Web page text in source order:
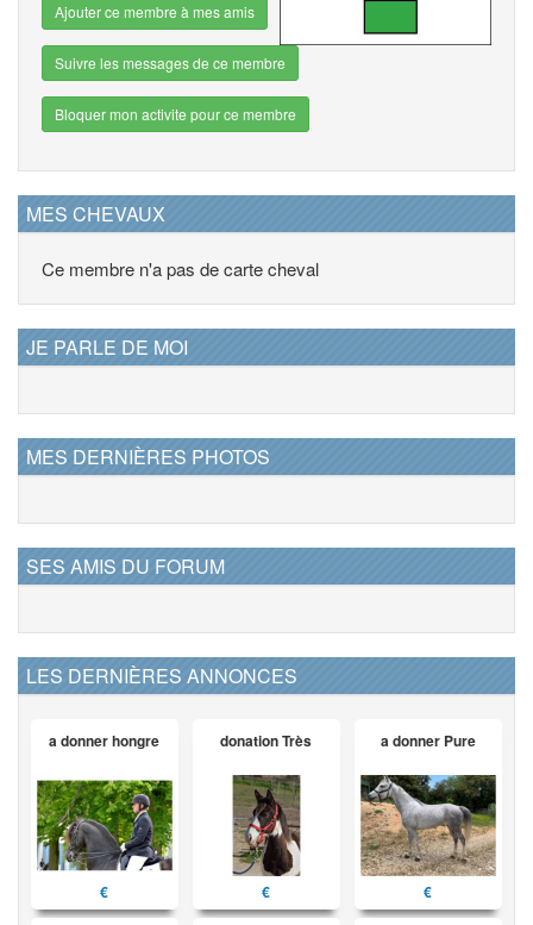
Ajouter ce membre à mes amis
Suivre les messages de ce membre
Bloquer mon activite pour ce membre
MES CHEVAUX
Ce membre n'a pas de carte cheval
JE PARLE DE MOI
MES DERNIÈRES PHOTOS
SES AMIS DU FORUM
LES DERNIÈRES ANNONCES
a donner hongre
€
donation Très
€
a donner Pure
€